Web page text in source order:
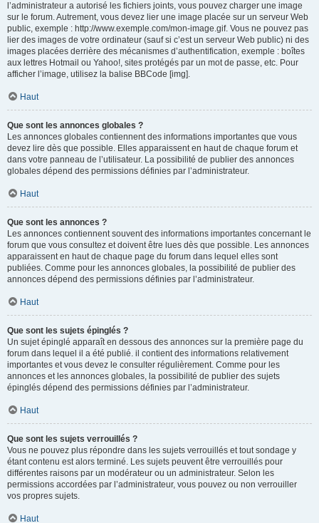
l’administrateur a autorisé les fichiers joints, vous pouvez charger une image
sur le forum. Autrement, vous devez lier une image placée sur un serveur Web
public, exemple : http://www.exemple.com/mon-image.gif. Vous ne pouvez pas
lier des images de votre ordinateur (sauf si c’est un serveur Web public) ni des
images placées derrière des mécanismes d’authentification, exemple : boîtes
aux lettres Hotmail ou Yahoo!, sites protégés par un mot de passe, etc. Pour
afficher l’image, utilisez la balise BBCode [img].
Haut
Que sont les annonces globales ?
Les annonces globales contiennent des informations importantes que vous
devez lire dès que possible. Elles apparaissent en haut de chaque forum et
dans votre panneau de l’utilisateur. La possibilité de publier des annonces
globales dépend des permissions définies par l’administrateur.
Haut
Que sont les annonces ?
Les annonces contiennent souvent des informations importantes concernant le
forum que vous consultez et doivent être lues dès que possible. Les annonces
apparaissent en haut de chaque page du forum dans lequel elles sont
publiées. Comme pour les annonces globales, la possibilité de publier des
annonces dépend des permissions définies par l’administrateur.
Haut
Que sont les sujets épinglés ?
Un sujet épinglé apparaît en dessous des annonces sur la première page du
forum dans lequel il a été publié. il contient des informations relativement
importantes et vous devez le consulter régulièrement. Comme pour les
annonces et les annonces globales, la possibilité de publier des sujets
épinglés dépend des permissions définies par l’administrateur.
Haut
Que sont les sujets verrouillés ?
Vous ne pouvez plus répondre dans les sujets verrouillés et tout sondage y
étant contenu est alors terminé. Les sujets peuvent être verrouillés pour
différentes raisons par un modérateur ou un administrateur. Selon les
permissions accordées par l’administrateur, vous pouvez ou non verrouiller
vos propres sujets.
Haut